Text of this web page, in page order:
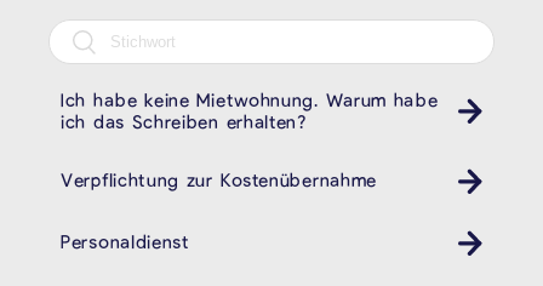
Ich habe keine Mietwohnung. Warum habe
ich das Schreiben erhalten?
Verpflichtung zur Kostenübernahme
Personaldienst